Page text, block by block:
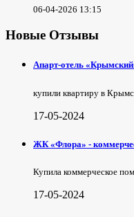
06-04-2026 13:15
Новые Отзывы
Апарт-отель
купили квартиру в
17-05-2024
ЖК «Флора» -
Купила коммерческое
17-05-2024